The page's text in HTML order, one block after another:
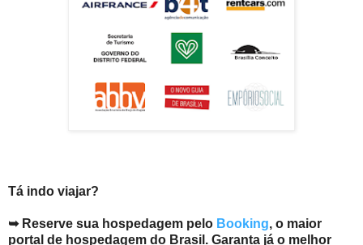
Tá indo viajar?
➥ Reserve sua hospedagem pelo Booking, o maior
portal de hospedagem do Brasil. Garanta já o melhor